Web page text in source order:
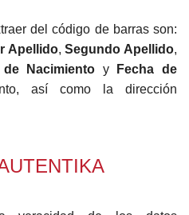
del código de barras son:
Apellido,Segundo Apellido,
Nacimiento y
Fecha de
así como la dirección